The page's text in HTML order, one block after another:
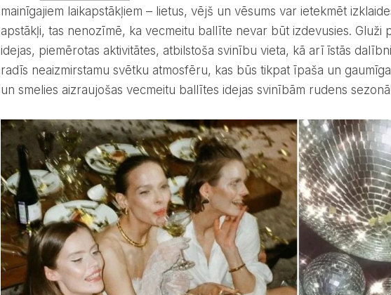
mainīgajiem laikapstākļiem – lietus, vējš un vēsums var ietekmēt
apstākļi, tas nenozīmē, ka vecmeitu ballīte nevar būt izdevusies. Gluži
idejas, piemērotas aktivitātes, atbilstoša svinību vieta, kā arī īstās
radīs neaizmirstamu svētku atmosfēru, kas būs tikpat īpaša un
un smelies aizraujošas vecmeitu ballītes idejas svinībām rudens